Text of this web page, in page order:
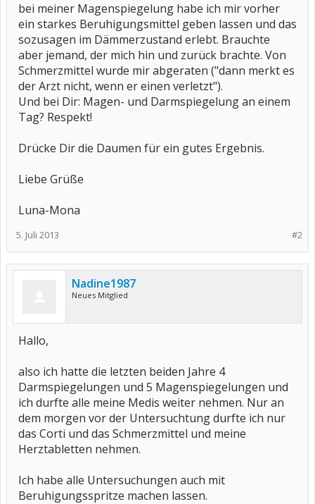
bei meiner Magenspiegelung habe ich mir vorher
ein starkes Beruhigungsmittel geben lassen und das
sozusagen im Dämmerzustand erlebt. Brauchte
aber jemand, der mich hin und zurück brachte. Von
Schmerzmittel wurde mir abgeraten ("dann merkt es
der Arzt nicht, wenn er einen verletzt").
Und bei Dir: Magen- und Darmspiegelung an einem
Tag? Respekt!
Drücke Dir die Daumen für ein gutes Ergebnis.
Liebe Grüße
Luna-Mona
#2
5. Juli 2013
Nadine1987
Neues Mitglied
Hallo,
also ich hatte die letzten beiden Jahre 4
Darmspiegelungen und 5 Magenspiegelungen und
ich durfte alle meine Medis weiter nehmen. Nur an
dem morgen vor der Untersuchtung durfte ich nur
das Corti und das Schmerzmittel und meine
Herztabletten nehmen.
Ich habe alle Untersuchungen auch mit
Beruhigungsspritze machen lassen.